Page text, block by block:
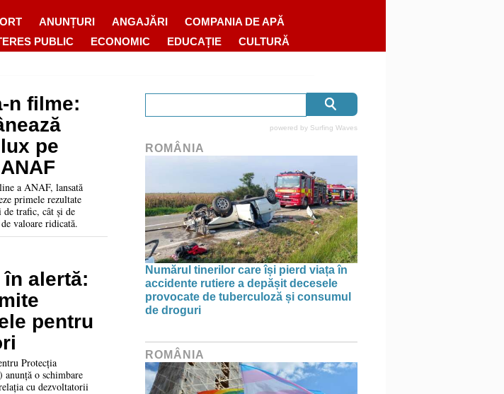
ANUNȚURI ANGAJĂRI
COMPANIA DE APĂ
PUBLIC ECONOMIC EDUCAȚIE CULTURĂ
n filme:
pe
a ANAF, lansată
primele rezultate
de trafic, cât și de
valoare ridicată.
alertă:
pentru
Protecția
o schimbare
cu dezvoltatorii
powered by Surfing Waves
ROMÂNIA
Numărul tinerilor care își pierd viața în
accidente rutiere a depășit decesele
provocate de tuberculoză și consumul
de droguri
ROMÂNIA